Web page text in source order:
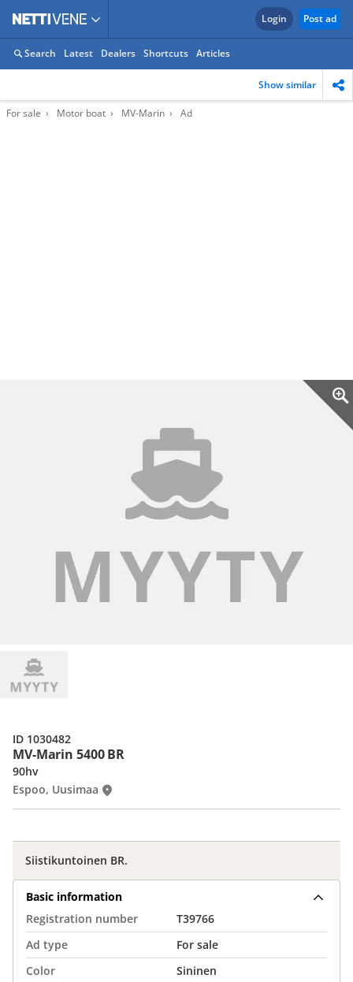
Login Post ad
Search Latest Dealers Shortcuts Articles
Show similar
For sale Motor boat MV-Marin Ad
MV-Marin 5400 BR
90hv
Espoo, Uusimaa
ID 1030482
Siistikuntoinen BR.
Basic information
Registration number
T39766
Ad type
For sale
Color
Sininen